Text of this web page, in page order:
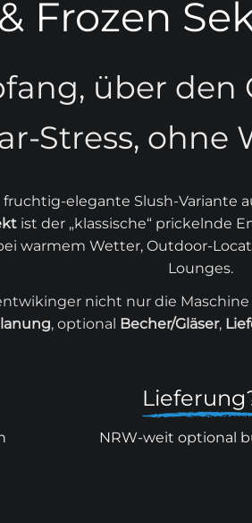
Frozen
über den
Stress, ohne
elegante Slush-Variante
ist der „klassische“ prickelnde
warmem Wetter, Outdoor-
Lounges.
nicht nur die Maschine
, optional Becher/Gläser,
NRW-weit optional